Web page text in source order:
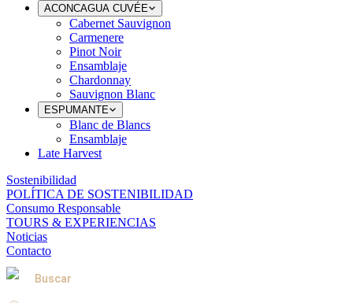
ACONCAGUA CUVÉE
Cabernet Sauvignon
Carmenere
Pinot Noir
Ensamblaje
Chardonnay
Sauvignon Blanc
ESPUMANTE
Blanc de Blancs
Ensamblaje
Late Harvest
Sostenibilidad
POLÍTICA DE SOSTENIBILIDAD
Consumo Responsable
TOURS & EXPERIENCIAS
Noticias
Contacto
Buscar